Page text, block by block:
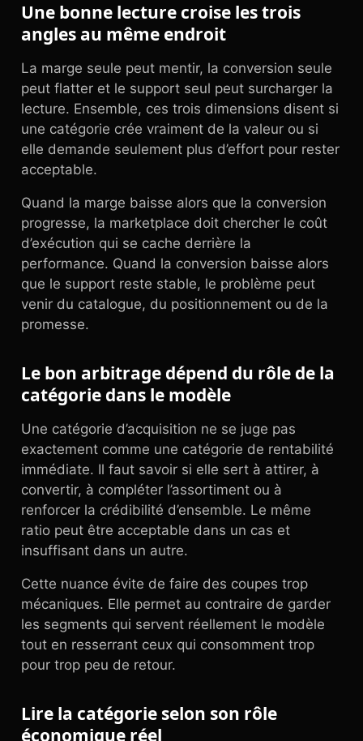
Une bonne lecture croise les trois
angles au même endroit
La marge seule peut mentir, la conversion seule
peut flatter et le support seul peut surcharger la
lecture. Ensemble, ces trois dimensions disent si
une catégorie crée vraiment de la valeur ou si
elle demande seulement plus d’effort pour rester
acceptable.
Quand la marge baisse alors que la conversion
progresse, la marketplace doit chercher le coût
d’exécution qui se cache derrière la
performance. Quand la conversion baisse alors
que le support reste stable, le problème peut
venir du catalogue, du positionnement ou de la
promesse.
Le bon arbitrage dépend du rôle de la
catégorie dans le modèle
Une catégorie d’acquisition ne se juge pas
exactement comme une catégorie de rentabilité
immédiate. Il faut savoir si elle sert à attirer, à
convertir, à compléter l’assortiment ou à
renforcer la crédibilité d’ensemble. Le même
ratio peut être acceptable dans un cas et
insuffisant dans un autre.
Cette nuance évite de faire des coupes trop
mécaniques. Elle permet au contraire de garder
les segments qui servent réellement le modèle
tout en resserrant ceux qui consomment trop
pour trop peu de retour.
Lire la catégorie selon son rôle
économique réel